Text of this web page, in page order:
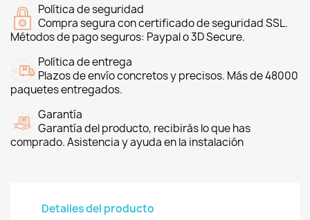
Política de seguridad
Compra segura con certificado de seguridad SSL.
Métodos de pago seguros: Paypal o 3D Secure.
Política de entrega
Plazos de envío concretos y precisos. Más de 48000
paquetes entregados.
Garantía
Garantía del producto, recibirás lo que has
comprado. Asistencia y ayuda en la instalación
Detalles del producto